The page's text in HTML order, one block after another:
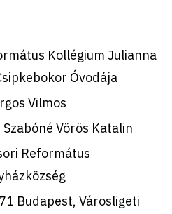
Kollégium Julianna
Óvodája
Vilmos
Szabóné Vörös Katalin
Református
Budapest, Városligeti